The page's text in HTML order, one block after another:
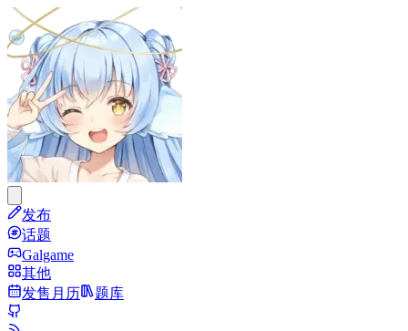
发布
话题
Galgame
其他
发售月历
题库